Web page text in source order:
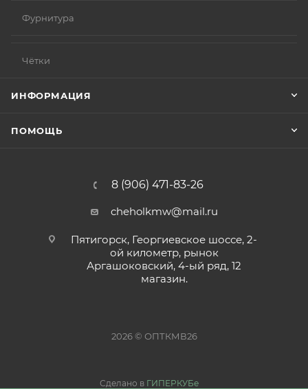
Фурнитура
Чётки
ИНФОРМАЦИЯ
ПОМОЩЬ
8 (906) 471-83-26
cheholkmw@mail.ru
Пятигорск, Георгиевское шоссе, 2-
ой километр, рынок
Аргашоковский, 4-ый ряд, 12
магазин.
2026 © ОПТКМВ26
Сделано в ГИПЕРКУБе